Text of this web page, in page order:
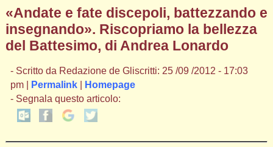
«Andate e fate discepoli, battezzando e
insegnando». Riscopriamo la bellezza
del Battesimo, di Andrea Lonardo
- Scritto da Redazione de Gliscritti: 25 /09 /2012 - 17:03
pm |
Permalink|
Homepage
- Segnala questo articolo: